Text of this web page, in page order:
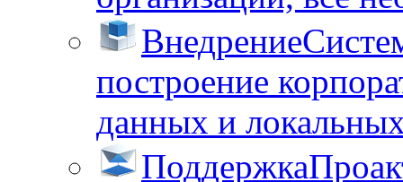
Внедрение
построение
данных и
Поддержка